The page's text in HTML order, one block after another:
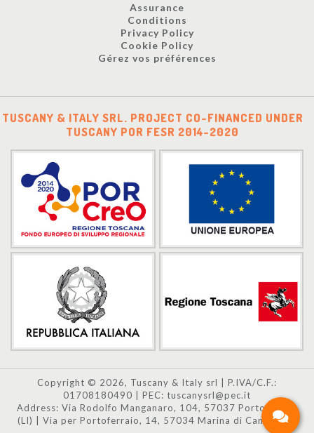
Assurance
Conditions
Privacy Policy
Cookie Policy
Gérez vos préférences
TUSCANY & ITALY SRL. PROJECT CO-FINANCED UNDER
TUSCANY POR FESR 2014-2020
Copyright © 2026, Tuscany & Italy srl | P.IVA/C.F.:
01708180490 | PEC: tuscanysrl@pec.it
Address: Via Rodolfo Manganaro, 104, 57037 Portoferraio
(LI) | Via per Portoferraio, 14, 57034 Marina di Campo (LI)